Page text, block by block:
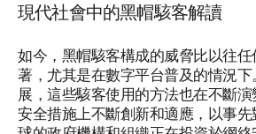
現代社會中的黑帽駭客解讀
如今，黑帽駭客構成的威脅比以往
著，尤其是在數字平台普及的情況
展，這些駭客使用的方法也在不斷
安全措施上不斷創新和適應，以事